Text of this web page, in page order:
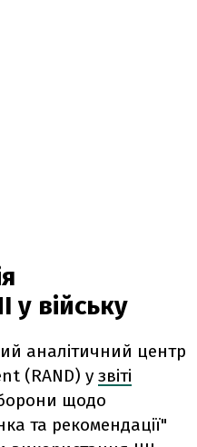
у війську
аналітичний центр
(RAND) у звіті
щодо
та рекомендації"